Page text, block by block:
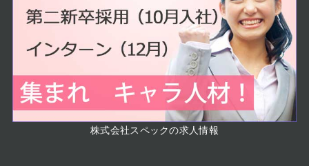
株式会社スペックの求人情報